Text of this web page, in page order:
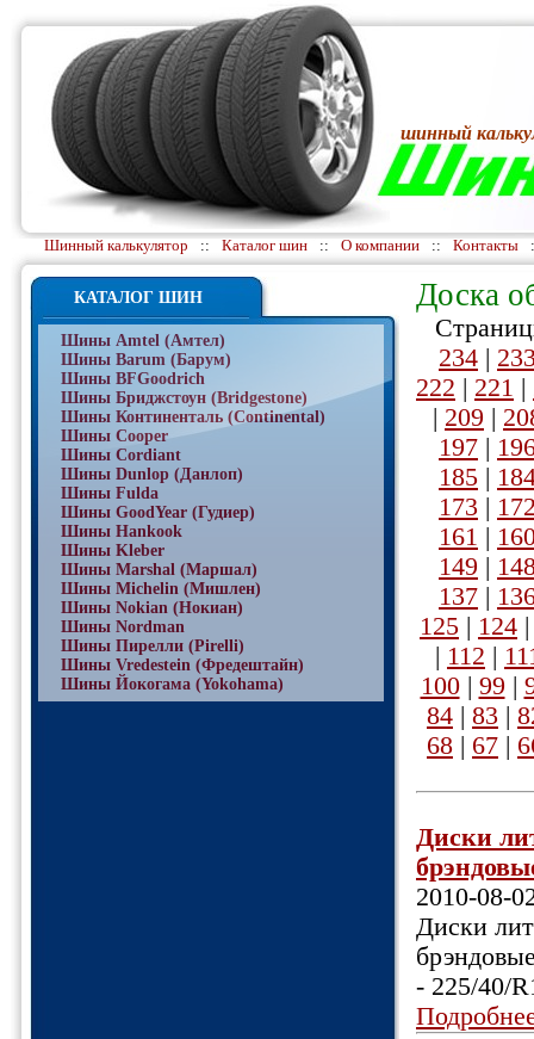
шинный
Шинный калькулятор :: Каталог шин :: О компании :: Контакты
КАТАЛОГ ШИН
Шины Amtel (Амтел)
Шины Barum (Барум)
Шины BFGoodrich
Шины Бриджстоун (Bridgestone)
Шины Континенталь (Continental)
Шины Cooper
Шины Cordiant
Шины Dunlop (Данлоп)
Шины Fulda
Шины GoodYear (Гудиер)
Шины Hankook
Шины Kleber
Шины Marshal (Маршал)
Шины Michelin (Мишлен)
Шины Nokian (Нокиан)
Шины Nordman
Шины Пирелли (Pirelli)
Шины Vredestein (Фредештайн)
Шины Йокогама (Yokohama)
Доска
234 |
222 | 221 |
| 209 |
197 |
185 |
173 |
161 |
149 |
137 |
125 | 124
| 112 |
100| 99 |
84 | 83 |
68 | 67 |
Диски
2010-08-
Диски
- 225/40/